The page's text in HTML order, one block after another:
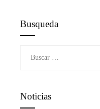
Busqueda
Noticias